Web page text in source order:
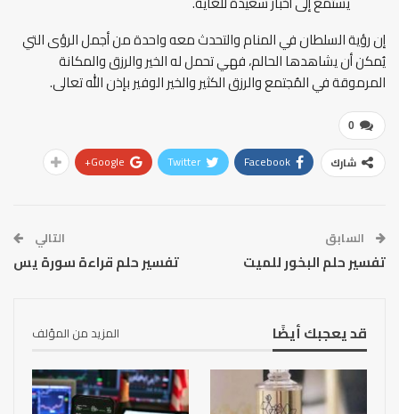
إن رؤية السلطان في المنام والتحدث معه واحدة من أجمل الرؤى التي
يُمكن أن يشاهدها الحالم، فهي تحمل له الخير والرزق والمكانة
المرموقة في المُجتمع والرزق الكثير والخير الوفير بإذن الله تعالى.
0
شارك Facebook
Twitter
Google+
السابق
تفسير حلم البخور للميت
التالي
تفسير حلم قراءة سورة يس
قد يعجبك أيضًا المزيد من المؤلف